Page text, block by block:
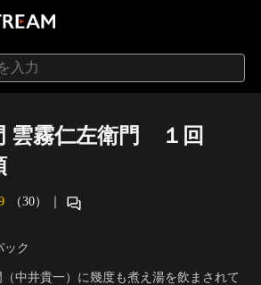
雲霧仁左衛門 １回
（30） ｜
ック
中井貴一）に幾度も煮え湯を飲まされて